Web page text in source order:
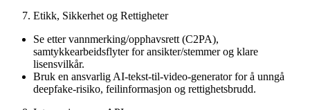
Etikk, Sikkerhet og Rettigheter
Se etter vannmerking/opphavsrett (C2PA),
samtykkearbeidsflyter for ansikter/stemmer og klare
lisensvilkår.
Bruk en ansvarlig AI-tekst-til-video-generator for å unngå
deepfake-risiko, feilinformasjon og rettighetsbrudd.